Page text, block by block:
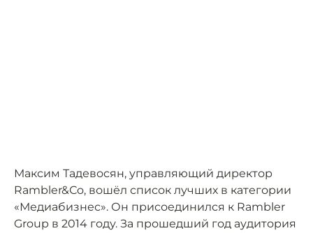
Максим Тадевосян, управляющий директор
Rambler&Сo, вошёл список лучших в категории
«Медиабизнес». Он присоединился к Rambler
Group в 2014 году. За прошедший год аудитория